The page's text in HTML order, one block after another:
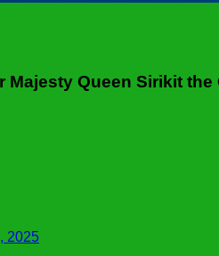
Queen Sirikit
2025